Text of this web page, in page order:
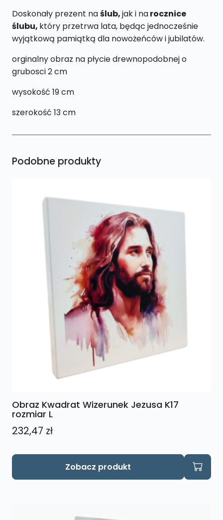
Doskonały prezent naślub,jak i narocznice
ślubu, który przetrwa lata, będąc jednocześnie
wyjątkową pamiątką dla nowożeńców i jubilatów.
orginalny obraz na płycie drewnopodobnej o
grubosci 2 cm
wysokość 19 cm
szerokość 13 cm
Podobne produkty
Obraz Kwadrat Wizerunek Jezusa K17
rozmiar L
232,47 zł
Zobacz produkt